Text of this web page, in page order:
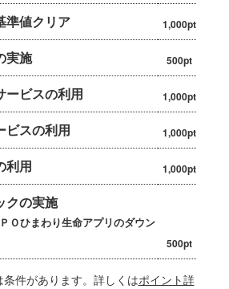
準値クリア 1,000pt
実施 500pt
ービスの利用 1,000pt
ビスの利用 1,000pt
利用 1,000pt
クの実施
Ｏひまわり生命アプリのダウン
500pt
件があります。詳しくはポイント詳